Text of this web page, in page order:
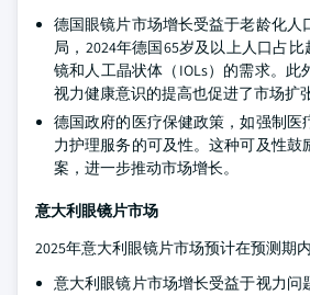
德国眼镜片市场增长受益于老龄化人
局，2024年德国65岁及以上人口占
镜和人工晶状体（IOLs）的需求。此
视力健康意识的提高也促进了市场扩张
德国政府的医疗保健政策，如强制医
力护理服务的可及性。这种可及性鼓
案，进一步推动市场增长。
意大利眼镜片市场
2025年意大利眼镜片市场预计在预测期
意大利眼镜片市场增长受益于视力问